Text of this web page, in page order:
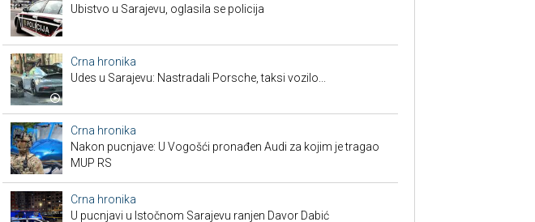
Ubistvo u Sarajevu, oglasila se policija
Crna hronika
Udes u Sarajevu: Nastradali Porsche, taksi vozilo...
Crna hronika
Nakon pucnjave: U Vogošći pronađen Audi za kojim je tragao
MUP RS
Crna hronika
U pucnjavi u Istočnom Sarajevu ranjen Davor Dabić